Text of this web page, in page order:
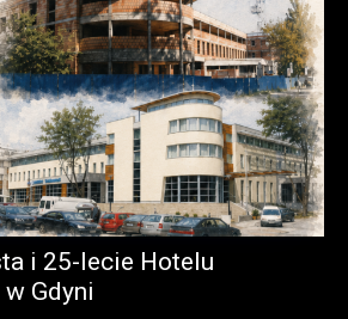
i 25-lecie Hotelu
Gdyni